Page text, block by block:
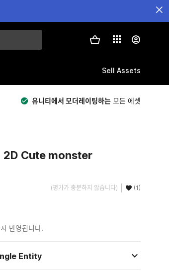
Sell Assets
유니티에서 모더레이팅하는 모든 에셋
Cute monster
(평가가 충분하지 않습니다) (1)
반영됩니다.
Entity